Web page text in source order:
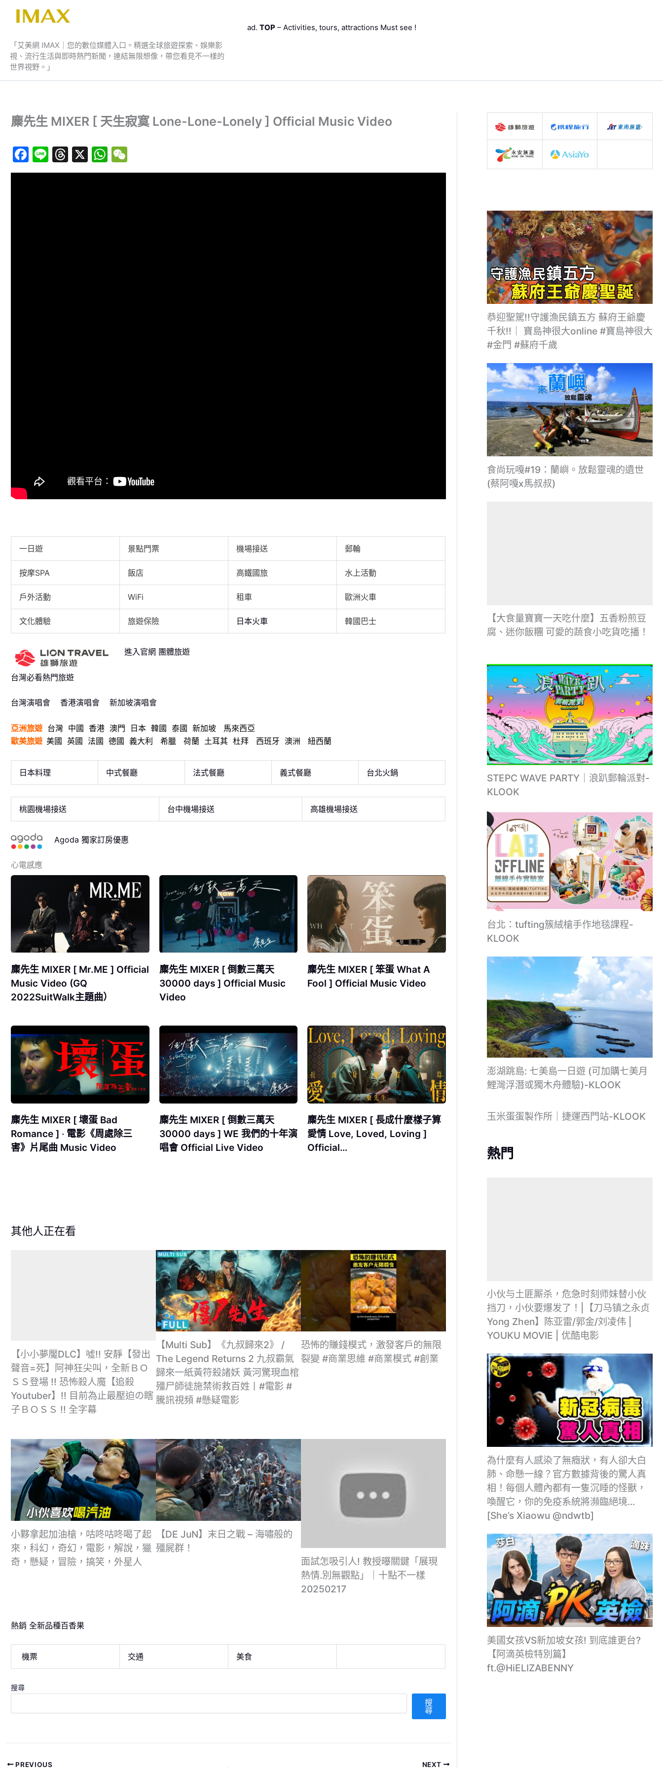
「艾美網 IMAX｜您的數位媒體入口。精選全球旅遊探索、娛樂影
視、流行生活與即時熱門新聞，連結無限想像，帶您看見不一樣的
世界視野。」
ad. TOP– Activities, tours, attractions Must see !
麋先生 MIXER [ 天生寂寞 Lone-Lone-Lonely ] Official Music Video
F
a
Li
n
T
hr
X
W
h e
一日遊 景點門票 機場接送 郵輪
按摩SPA 飯店 高鐵國旅 水上活動
戶外活動 WiFi 租車 歐洲火車
文化體驗 旅遊保險 日本火車 韓國巴士
進入官網 團體旅遊
台灣必看熱門旅遊
台灣演唱會 香港演唱會 新加坡演唱會
亞洲旅遊 台灣 中國 香港 澳門 日本 韓國 泰國 新加坡
馬來西亞
歐美旅遊 美國 英國 法國 德國 義大利 希臘 荷蘭 土耳其 杜拜 西班牙 澳洲 紐西蘭
日本料理 中式餐廳 法式餐廳 義式餐廳 台北火鍋
桃園機場接送 台中機場接送 高雄機場接送
Agoda 獨家訂房優惠
心電感應
麋先生 MIXER [ Mr.ME ] Official
Music Video (GQ
2022SuitWalk主題曲）
麋先生 MIXER [ 倒數三萬天
30000 days ] Official Music
Video
麋先生 MIXER [ 笨蛋 What A
Fool ] Official Music Video
麋先生 MIXER [ 壞蛋 Bad
Romance ] ‧ 電影《周處除三
害》片尾曲 Music Video
麋先生 MIXER [ 倒數三萬天
30000 days ] WE 我們的十年演
唱會 Official Live Video
麋先生 MIXER [ 長成什麼樣子算
愛情 Love, Loved, Loving ]
Official…
其他人正在看
【小小夢魘DLC】噓!! 安靜【發出
聲音=死】阿神狂尖叫，全新ＢＯ
ＳＳ登場 !! 恐怖殺人魔【追殺
Youtuber】!! 目前為止最壓迫の瞎
子ＢＯＳＳ !! 全字幕
【Multi Sub】《九叔歸來2》 /
The Legend Returns 2 九叔霸氣
歸來一紙黃符殺諸妖 黃河驚現血棺
殭尸師徒施禁術救百姓丨#電影 #
騰訊視頻 #懸疑電影
恐怖的賺錢模式，激發客戶的無限
裂變 #商業思維 #商業模式 #創業
小夥拿起加油槍，咕咚咕咚喝了起
來，科幻，奇幻，電影，解說，獵
奇，懸疑，冒險，搞笑，外星人
【DE JuN】末日之戰 – 海嘯般的
殭屍群！
面試怎吸引人! 教授曝關鍵「展現
熱情.別無觀點」｜十點不一樣
20250217
熱銷 全新品種百香果
機票 交通 美食
搜尋
搜
尋
PREVIOUS NEXT
恭迎聖駕!!守護漁民鎮五方 蘇府王爺慶
千秋!!｜ 寶島神很大online #寶島神很大
#金門 #蘇府千歲
食尚玩嘎#19：蘭嶼。放鬆靈魂的遺世
(蔡阿嘎x馬叔叔)
【大食量寶寶一天吃什麼】五香粉煎豆
腐、迷你飯糰 可愛的蔬食小吃貨吃播！
STEPC WAVE PARTY｜浪趴郵輪派對-
KLOOK
台北：tufting簇絨槍手作地毯課程-
KLOOK
澎湖跳島: 七美島一日遊 (可加購七美月
鯉灣浮潛或獨木舟體驗)-KLOOK
玉米蛋蛋製作所｜捷運西門站-KLOOK
熱門
小伙与土匪厮杀，危急时刻师妹替小伙
挡刀，小伙要爆发了！|【刀马镇之永贞
Yong Zhen】陈亚雷/郭金/刘凌伟 |
YOUKU MOVIE | 优酷电影
為什麼有人感染了無癥狀，有人卻大白
肺、命懸一線？官方數據背後的驚人真
相！每個人體內都有一隻沉睡的怪獸，
喚醒它，你的免疫系統將瀕臨絕境…
[She’s Xiaowu @ndwtb]
美國女孩VS新加坡女孩! 到底誰更台?
【阿滴英檢特別篇】
ft.@HiELIZABENNY